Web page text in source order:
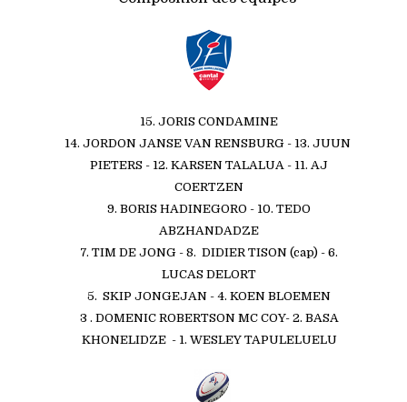
15. JORIS CONDAMINE
14. JORDON JANSE VAN RENSBURG - 13. JUUN
PIETERS - 12. KARSEN TALALUA - 11. AJ
COERTZEN
9. BORIS HADINEGORO - 10. TEDO
ABZHANDADZE
7. TIM DE JONG - 8. DIDIER TISON (cap) - 6.
LUCAS DELORT
5. SKIP JONGEJAN - 4. KOEN BLOEMEN
3 . DOMENIC ROBERTSON MC COY- 2. BASA
KHONELIDZE - 1. WESLEY TAPULELUELU